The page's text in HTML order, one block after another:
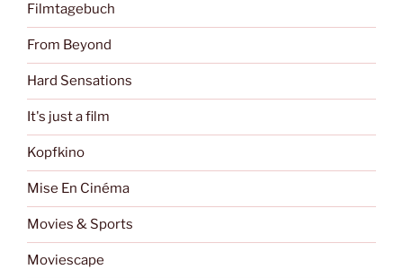
Filmtagebuch
From Beyond
Hard Sensations
It's just a film
Kopfkino
Mise En Cinéma
Movies & Sports
Moviescape